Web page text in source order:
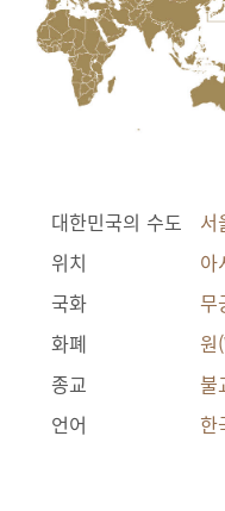
대한민국의 수도
서
위치
아
국화
무
화폐
원
종교
불
언어
한